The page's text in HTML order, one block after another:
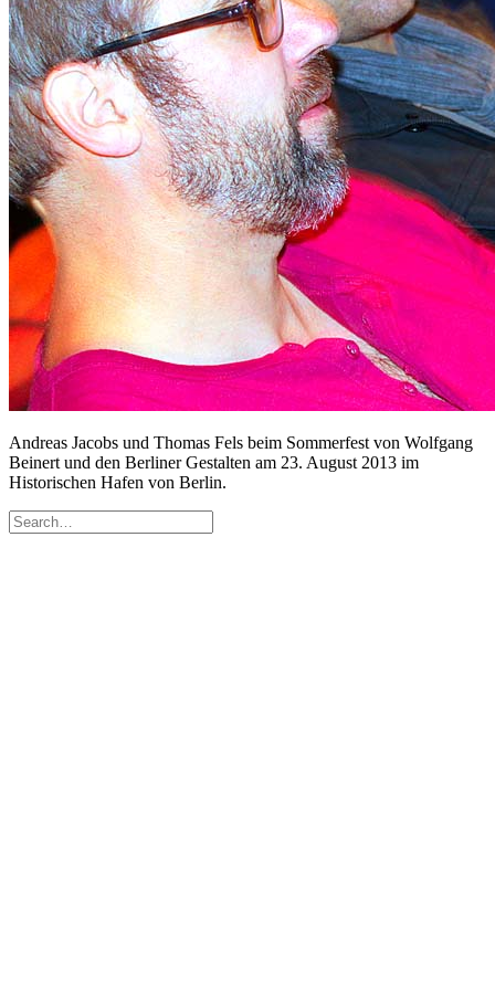
Andreas Jacobs und Thomas Fels beim Sommerfest von Wolfgang
Beinert und den Berliner Gestalten am 23. August 2013 im
Historischen Hafen von Berlin.